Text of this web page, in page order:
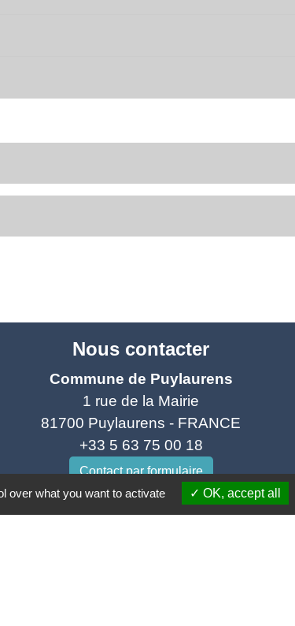
Nous contacter
Commune de Puylaurens
1 rue de la Mairie
81700 Puylaurens - FRANCE
+33 5 63 75 00 18
Contact par formulaire
over what you want to activate OK, accept all